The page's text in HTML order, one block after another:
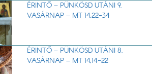
ÉRINTŐ – PÜNKÖSD UTÁNI 9.
VASÁRNAP – MT 14,22-34
ÉRINTŐ – PÜNKÖSD UTÁNI 8.
VASÁRNAP – MT 14,14-22